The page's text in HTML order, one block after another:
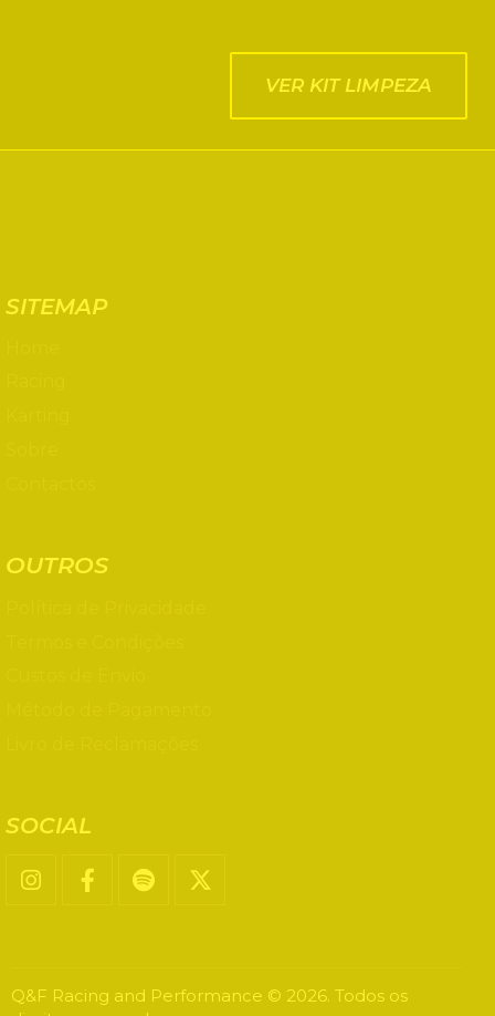
VER KIT LIMPEZA
SITEMAP
OUTROS
SOCIAL
Q&F Racing and Performance © 2026. Todos os